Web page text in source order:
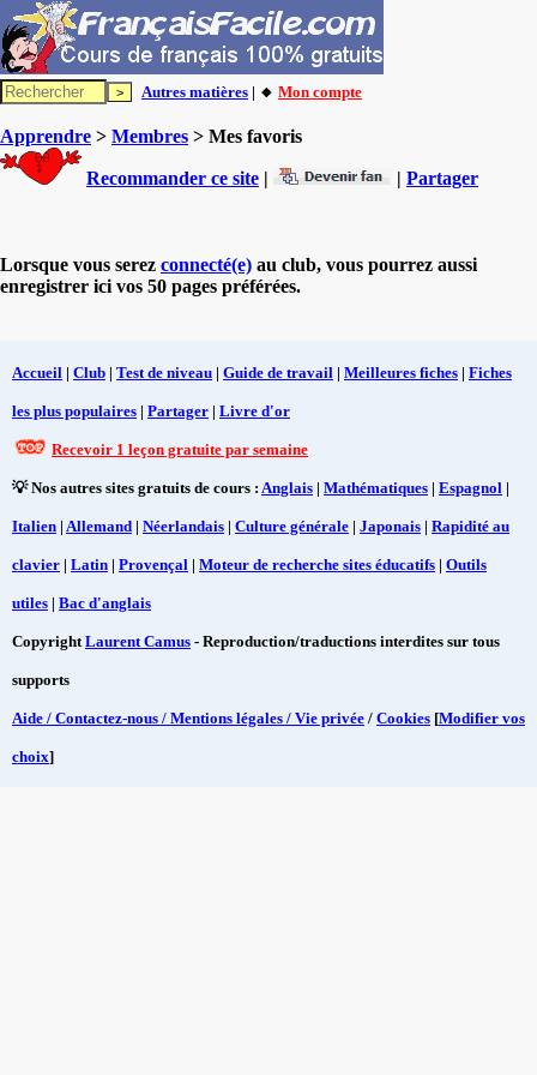
Autres matières | 🔸 Mon compte
Apprendre > Membres > Mes favoris
Recommander ce site | | Partager
Lorsque vous serez connecté(e) au club, vous pourrez aussi
enregistrer ici vos 50 pages préférées.
Accueil | Club | Test de niveau | Guide de travail | Meilleures fiches | Fiches
les plus populaires | Partager | Livre d'or
Recevoir 1 leçon gratuite par semaine
💡 Nos autres sites gratuits de cours : Anglais | Mathématiques | Espagnol |
Italien | Allemand | Néerlandais | Culture générale | Japonais | Rapidité au
clavier | Latin | Provençal | Moteur de recherche sites éducatifs | Outils
utiles | Bac d'anglais
CopyrightLaurent Camus - Reproduction/traductions interdites sur tous
supports
Aide / Contactez-nous / Mentions légales / Vie privée / Cookies [Modifier vos
choix]